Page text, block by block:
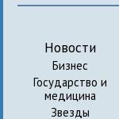
Новости
Бизнес
Государство и
медицина
Звезды